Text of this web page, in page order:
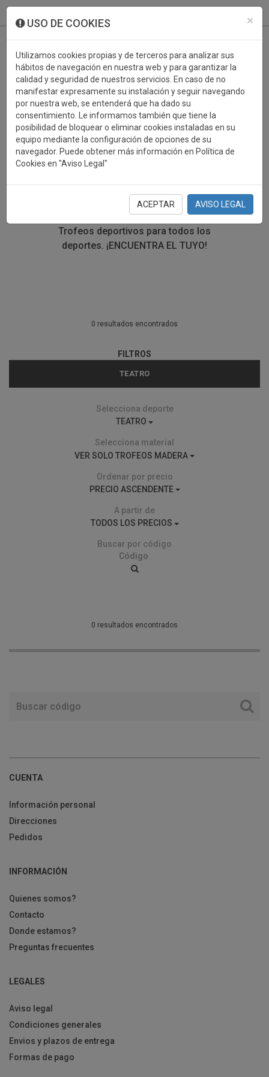
×
USO DE COOKIES
Utilizamos cookies propias y de terceros para analizar sus
hábitos de navegación en nuestra web y para garantizar la
calidad y seguridad de nuestros servicios. En caso de no
manifestar expresamente su instalación y seguir navegando
por nuestra web, se entenderá que ha dado su
consentimiento. Le informamos también que tiene la
posibilidad de bloquear o eliminar cookies instaladas en su
equipo mediante la configuración de opciones de su
navegador. Puede obtener más información en Política de
Cookies en "Aviso Legal"
ACEPTAR AVISO LEGAL
TROFEOS DEPORTIVOS
TEATRO
En esta sección encontrarás una gran variedad de
trofeos deportivos. Define tu búsqueda mediante los
filtros por deporte, material y precio del trofeo.
Trofeos deportivos para todos los
deportes. ¡ENCUENTRA EL TUYO!
0 resultados encontrados
FILTROS
TEATRO
Selecciona deporte
TEATRO
Selecciona material
VER SOLO TROFEOS MADERA
Ordenar por precio
PRECIO ASCENDENTE
A partir de
TODOS LOS PRECIOS
Buscar por código
0 resultados encontrados
CUENTA
Información personal
Direcciones
Pedidos
INFORMACIÓN
Quienes somos?
Contacto
Donde estamos?
Preguntas frecuentes
LEGALES
Aviso legal
Condiciones generales
Envios y plazos de entrega
Formas de pago